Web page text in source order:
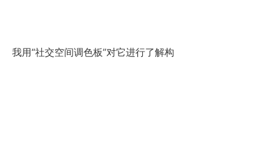
我用“社交空间调色板”对它进行了解构